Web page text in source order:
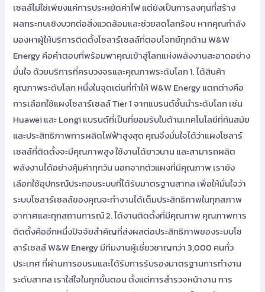
เซลล์ไม่ใช่เพียงแค่การประหยัดค่าไฟ แต่ยังเป็นการลงทุนที่สร้าง
ผลกระทบเชิงบวกต่อสิ่งแวดล้อมและช่วยลดโลกร้อน หากคุณกำลัง
มองหาผู้ให้บริการติดตั้งโซลาร์เซลล์ที่ตอบโจทย์ทุกด้าน W&W
Energy คือคำตอบที่พร้อมพาคุณเข้าสู่โลกแห่งพลังงานสะอาดอย่าง
มั่นใจ ด้วยบริการที่ครบวงจรและคุณภาพระดับโลก 1. ได้สินค้า
คุณภาพระดับโลก หนึ่งในจุดเด่นที่ทำให้ W&W Energy แตกต่างคือ
การเลือกใช้แผงโซลาร์เซลล์ Tier 1 จากแบรนด์ชั้นนำระดับโลก เช่น
Huawei และ Longi แบรนด์ที่เป็นที่ยอมรับในด้านเทคโนโลยีที่ทันสมัย
และประสิทธิภาพการผลิตไฟฟ้าสูงสุด คุณจึงมั่นใจได้ว่าแผงโซลาร์
เซลล์ที่ติดตั้งจะมีคุณภาพสูง ใช้งานได้ยาวนาน และสามารถผลิต
พลังงานได้อย่างคุ้มค่าทุกวัน นอกจากตัวแผงที่มีคุณภาพ เรายัง
เลือกใช้อุปกรณ์ประกอบระบบที่ได้รับมาตรฐานสากล เพื่อให้มั่นใจว่า
ระบบโซลาร์เซลล์ของคุณจะทำงานได้เต็มประสิทธิภาพในทุกสภาพ
อากาศและทุกสถานการณ์ 2. ได้งานติดตั้งที่มีคุณภาพ คุณภาพการ
ติดตั้งคืออีกหนึ่งปัจจัยสำคัญที่ส่งผลต่อประสิทธิภาพของระบบโซ
ลาร์เซลล์ W&W Energy มีทีมงานผู้เชี่ยวชาญกว่า 3,000 คนทั่ว
ประเทศ ที่ผ่านการอบรมและได้รับการรับรองมาตรฐานการทำงาน
ระดับสากล เราใส่ใจในทุกขั้นตอน ตั้งแต่การสำรวจหน้างาน การ